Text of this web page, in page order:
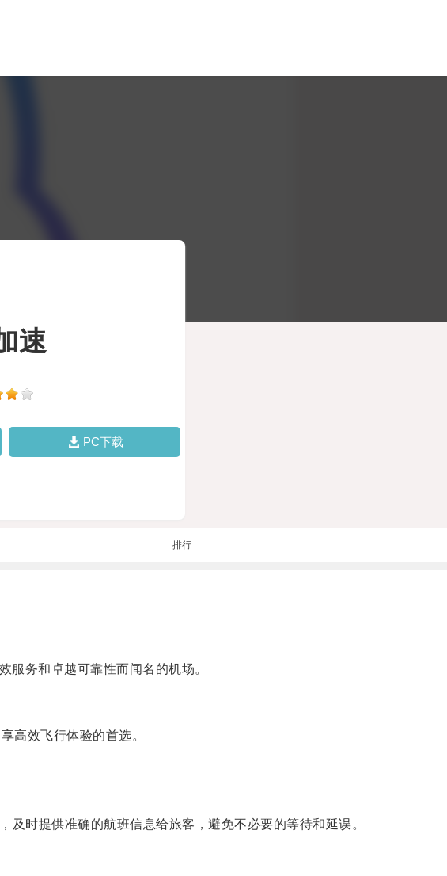
速
PC下载
排行
务和卓越可靠性而闻名的机场。
高效飞行体验的首选。
时提供准确的航班信息给旅客，避免不必要的等待和延误。